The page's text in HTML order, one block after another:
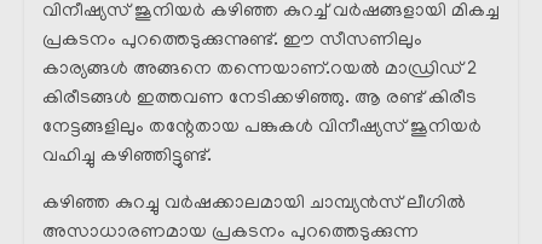
വിനീഷ്യസ് ജൂനിയർ കഴിഞ്ഞ കുറച്ച് വർഷങ്ങളായി മികച്ച
പ്രകടനം പുറത്തെടുക്കുന്നുണ്ട്. ഈ സീസണിലും
കാര്യങ്ങൾ അങ്ങനെ തന്നെയാണ്.റയൽ മാഡ്രിഡ് 2
കിരീടങ്ങൾ ഇത്തവണ നേടിക്കഴിഞ്ഞു. ആ രണ്ട് കിരീട
നേട്ടങ്ങളിലും തന്റേതായ പങ്കുകൾ വിനീഷ്യസ് ജൂനിയർ
വഹിച്ചു കഴിഞ്ഞിട്ടുണ്ട്.
കഴിഞ്ഞ കുറച്ചു വർഷക്കാലമായി ചാമ്പ്യൻസ് ലീഗിൽ
അസാധാരണമായ പ്രകടനം പുറത്തെടുക്കുന്ന